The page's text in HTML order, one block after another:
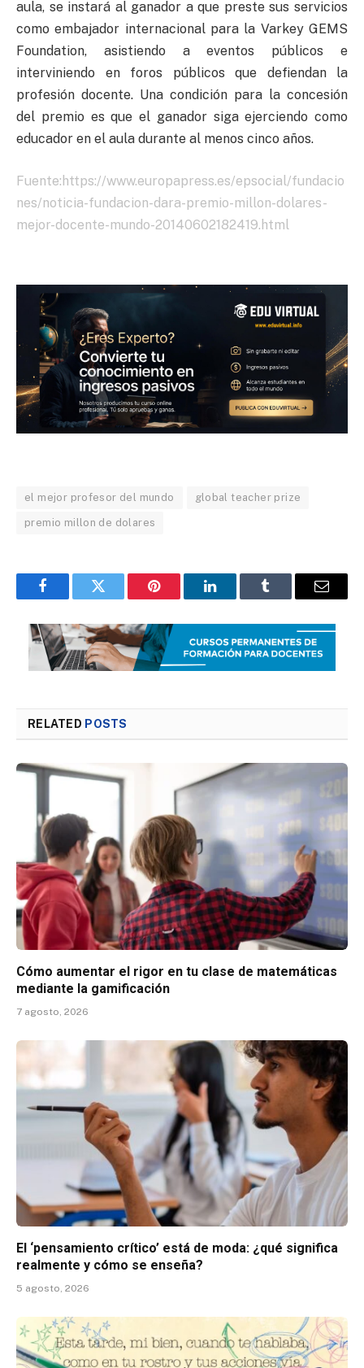
aula, se instará al ganador a que preste sus servicios
como embajador internacional para la Varkey GEMS
Foundation, asistiendo a eventos públicos e
interviniendo en foros públicos que defiendan la
profesión docente. Una condición para la concesión
del premio es que el ganador siga ejerciendo como
educador en el aula durante al menos cinco años.
Fuente:https://www.europapress.es/epsocial/fundacio
nes/noticia-fundacion-dara-premio-millon-dolares-
mejor-docente-mundo-20140602182419.html
el mejor profesor del mundo global teacher prize
premio millon de dolares
FacebookTwitter Pinterest LinkedInTumblr Email
RELATED POSTS
Cómo aumentar el rigor en tu clase de matemáticas
mediante la gamificación
7 agosto, 2026
El ‘pensamiento crítico’ está de moda: ¿qué significa
realmente y cómo se enseña?
5 agosto, 2026